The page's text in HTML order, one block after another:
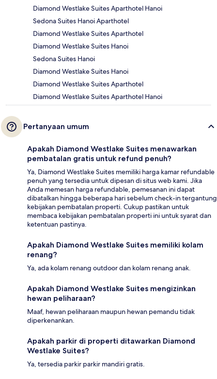
Diamond Westlake Suites Aparthotel Hanoi
Sedona Suites Hanoi Aparthotel
Diamond Westlake Suites Aparthotel
Diamond Westlake Suites Hanoi
Sedona Suites Hanoi
Diamond Westlake Suites Hanoi
Diamond Westlake Suites Aparthotel
Diamond Westlake Suites Aparthotel Hanoi
Pertanyaan umum
Apakah Diamond Westlake Suites menawarkan
pembatalan gratis untuk refund penuh?
Ya, Diamond Westlake Suites memiliki harga kamar refundable
penuh yang tersedia untuk dipesan di situs web kami. Jika
Anda memesan harga refundable, pemesanan ini dapat
dibatalkan hingga beberapa hari sebelum check-in tergantung
kebijakan pembatalan properti. Cukup pastikan untuk
membaca kebijakan pembatalan properti ini untuk syarat dan
ketentuan pastinya.
Apakah Diamond Westlake Suites memiliki kolam
renang?
Ya, ada kolam renang outdoor dan kolam renang anak.
Apakah Diamond Westlake Suites mengizinkan
hewan peliharaan?
Maaf, hewan peliharaan maupun hewan pemandu tidak
diperkenankan.
Apakah parkir di properti ditawarkan Diamond
Westlake Suites?
Ya, tersedia parkir parkir mandiri gratis.